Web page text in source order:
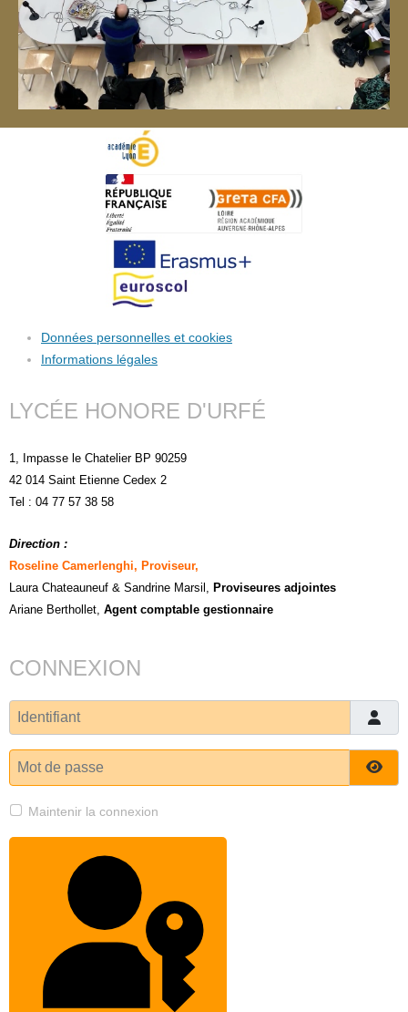
Données personnelles et cookies
Informations légales
LYCÉE HONORE D'URFÉ
1, Impasse le Chatelier BP 90259
42 014 Saint Etienne Cedex 2
Tel : 04 77 57 38 58
Direction :
Roseline Camerlenghi, Proviseur,
Laura Chateauneuf & Sandrine Marsil , Proviseures adjointes
Ariane Berthollet, Agent comptable gestionnaire
CONNEXION
Identifiant
Mot de passe
Maintenir la connexion